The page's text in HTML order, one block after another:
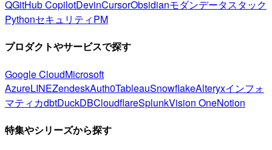
QGitHub CopilotDevinCursorObsidianモダンデータスタック
PythonセキュリティPM
プロダクトやサービスで探す
Google CloudMicrosoft
AzureLINEZendeskAuth0TableauSnowflakeAlteryxインフォ
マティカdbtDuckDBCloudflareSplunkVision OneNotion
特集やシリーズから探す